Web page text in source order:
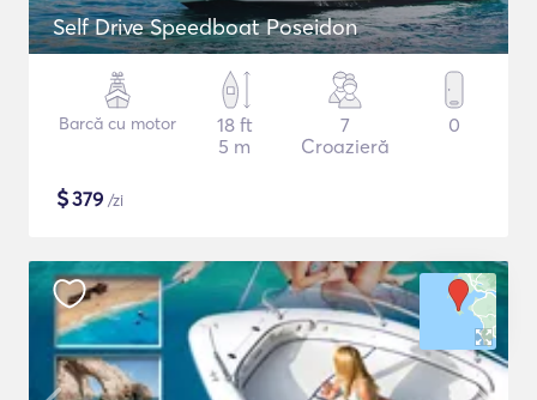
Self Drive Speedboat Poseidon
Barcă cu motor
18 ft
5 m
7
Croazieră
0
$379 /zi